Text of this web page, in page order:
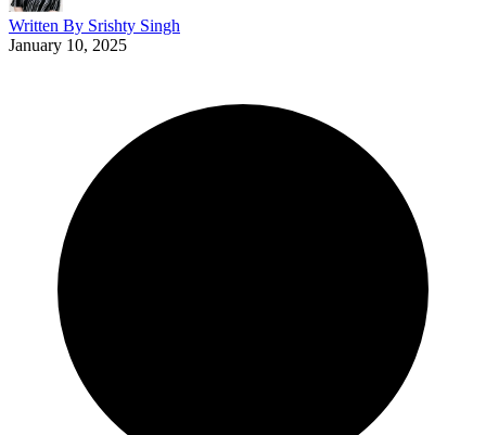
Written By Srishty Singh
January 10, 2025